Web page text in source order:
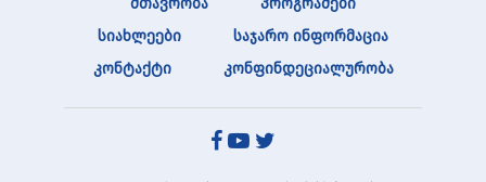
სიახლეები
საჯარო ინფორმაცია
კონტაქტი
კონფინდეციალურობა